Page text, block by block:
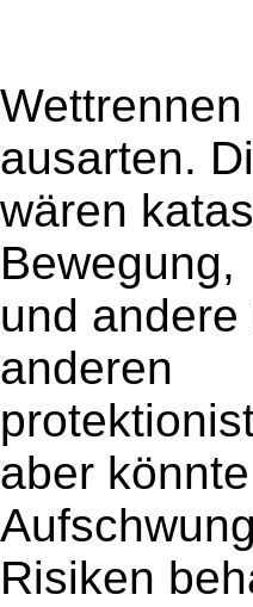
ausarten.
wären
Bewegung,
und
anderen
aber
Risiken